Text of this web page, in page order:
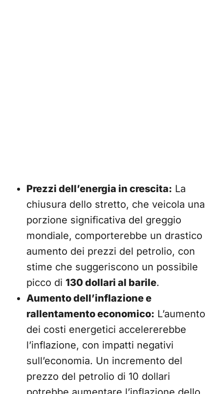
Prezzi dell’energia in crescita: La
chiusura dello stretto, che veicola una
porzione significativa del greggio
mondiale, comporterebbe un drastico
aumento dei prezzi del petrolio, con
stime che suggeriscono un possibile
picco di 130 dollari al barile.
Aumento dell’inflazione e
rallentamento economico: L’aumento
dei costi energetici accelererebbe
l’inflazione, con impatti negativi
sull’economia. Un incremento del
prezzo del petrolio di 10 dollari